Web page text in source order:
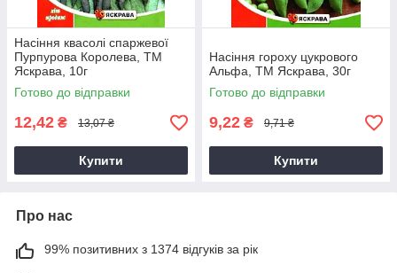
Насіння квасолі спаржевої
Пурпурова Королева, ТМ
Яскрава, 10г
Готово до відправки
12,42 ₴ 13,07 ₴
Купити
Насіння гороху цукрового
Альфа, ТМ Яскрава, 30г
Готово до відправки
9,22 ₴ 9,71 ₴
Купити
Про нас
99% позитивних з 1374 відгуків за рік